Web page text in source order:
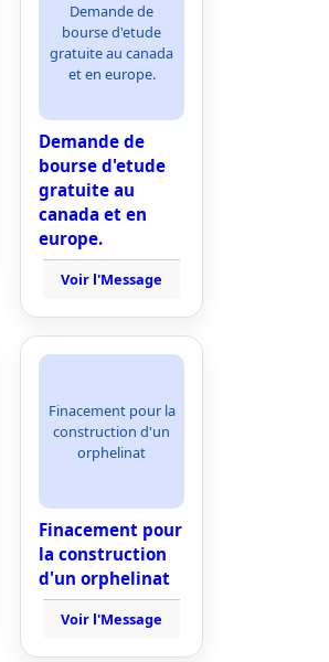
Demande de
bourse d'etude
gratuite au canada
et en europe.
Demande de
bourse d'etude
gratuite au
canada et en
europe.
Voir l'Message
Finacement pour la
construction d'un
orphelinat
Finacement pour
la construction
d'un orphelinat
Voir l'Message